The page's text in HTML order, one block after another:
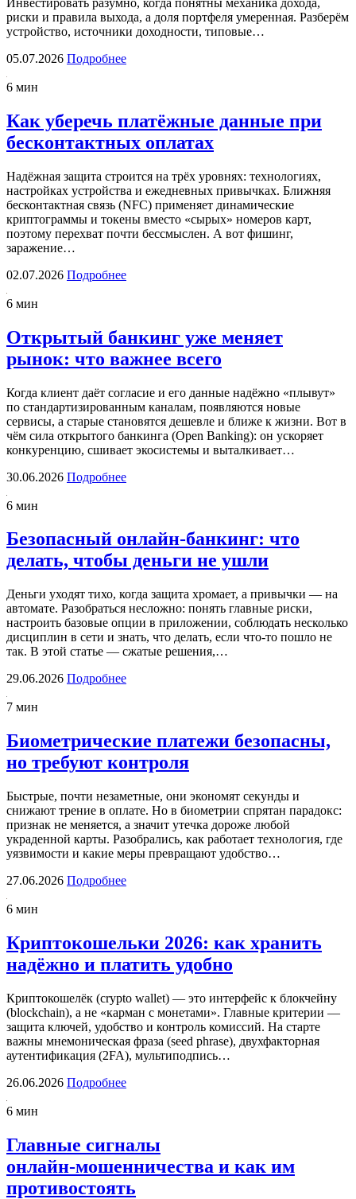
риски и правила выхода, а доля портфеля умеренная. Разберём
устройство, источники доходности, типовые…
05.07.2026 Подробнее
6 мин
Как уберечь платёжные данные при
бесконтактных оплатах
Надёжная защита строится на трёх уровнях: технологиях,
настройках устройства и ежедневных привычках. Ближняя
бесконтактная связь (NFC) применяет динамические
криптограммы и токены вместо «сырых» номеров карт,
поэтому перехват почти бессмыслен. А вот фишинг,
заражение…
02.07.2026 Подробнее
6 мин
Открытый банкинг уже меняет
рынок: что важнее всего
Когда клиент даёт согласие и его данные надёжно «плывут»
по стандартизированным каналам, появляются новые
сервисы, а старые становятся дешевле и ближе к жизни. Вот в
чём сила открытого банкинга (Open Banking): он ускоряет
конкуренцию, сшивает экосистемы и выталкивает…
30.06.2026 Подробнее
6 мин
Безопасный онлайн-банкинг: что
делать, чтобы деньги не ушли
Деньги уходят тихо, когда защита хромает, а привычки — на
автомате. Разобраться несложно: понять главные риски,
настроить базовые опции в приложении, соблюдать несколько
дисциплин в сети и знать, что делать, если что-то пошло не
так. В этой статье — сжатые решения,…
29.06.2026 Подробнее
7 мин
Биометрические платежи безопасны,
но требуют контроля
Быстрые, почти незаметные, они экономят секунды и
снижают трение в оплате. Но в биометрии спрятан парадокс:
признак не меняется, а значит утечка дороже любой
украденной карты. Разобрались, как работает технология, где
уязвимости и какие меры превращают удобство…
27.06.2026 Подробнее
6 мин
Криптокошельки 2026: как хранить
надёжно и платить удобно
Криптокошелёк (crypto wallet) — это интерфейс к блокчейну
(blockchain), а не «карман с монетами». Главные критерии —
защита ключей, удобство и контроль комиссий. На старте
важны мнемоническая фраза (seed phrase), двухфакторная
аутентификация (2FA), мультиподпись…
26.06.2026 Подробнее
6 мин
Главные сигналы
онлайн‑мошенничества и как им
противостоять